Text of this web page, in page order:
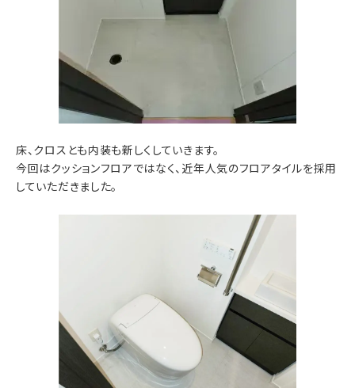
床、クロスとも内装も新しくしていきます。
今回はクッションフロアではなく、近年人気のフロアタイルを採用
していただきました。